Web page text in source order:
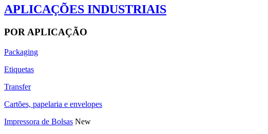
APLICAÇÕES INDUSTRIAIS
POR APLICAÇÃO
Packaging
Etiquetas
Transfer
Cartões, papelaria e envelopes
Impressora de Bolsas New